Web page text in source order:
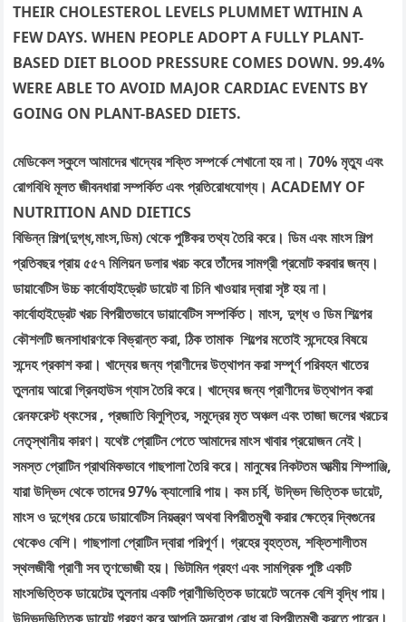
THEIR CHOLESTEROL LEVELS PLUMMET WITHIN A
FEW DAYS. WHEN PEOPLE ADOPT A FULLY PLANT-
BASED DIET BLOOD PRESSURE COMES DOWN. 99.4%
WERE ABLE TO AVOID MAJOR CARDIAC EVENTS BY
GOING ON PLANT-BASED DIETS.
মেডিকেল স্কুলে আমাদের খাদ্যের শক্তি সম্পর্কে শেখানো হয় না। 70% মৃত্যু এবং
রোগবিধি মূলত জীবনধারা সম্পর্কিত এবং প্রতিরোধযোগ্য। ACADEMY OF
NUTRITION AND DIETICS
বিভিন্ন শিল্প(দুগ্ধ,মাংস,ডিম) থেকে পুষ্টিকর তথ্য তৈরি করে। ডিম এবং মাংস শিল্প
প্রতিবছর প্রায় ৫৫৭ মিলিয়ন ডলার খরচ করে তাঁদের সামগ্রী প্রমোট করবার জন্য।
ডায়াবেটিস উচ্চ কার্বোহাইড্রেট ডায়েট বা চিনি খাওয়ার দ্বারা সৃষ্ট হয় না।
কার্বোহাইড্রেট খরচ বিপরীতভাবে ডায়াবেটিস সম্পর্কিত। মাংস, দুগ্ধ ও ডিম শিল্পের
কৌশলটি জনসাধারণকে বিভ্রান্ত করা, ঠিক তামাক শিল্পের মতোই সন্দেহের বিষয়ে
সন্দেহ প্রকাশ করা। খাদ্যের জন্য প্রাণীদের উত্থাপন করা সম্পূর্ণ পরিবহন খাতের
তুলনায় আরো গ্রিনহাউস গ্যাস তৈরি করে। খাদ্যের জন্য প্রাণীদের উত্থাপন করা
রেনফরেস্ট ধ্বংসের , প্রজাতি বিলুপ্তির, সমুদ্রের মৃত অঞ্চল এবং তাজা জলের খরচের
নেতৃস্থানীয় কারণ। যথেষ্ট প্রোটিন পেতে আমাদের মাংস খাবার প্রয়োজন নেই।
সমস্ত প্রোটিন প্রাথমিকভাবে গাছপালা তৈরি করে। মানুষের নিকটতম আত্মীয় শিম্পাঞ্জি,
যারা উদ্ভিদ থেকে তাদের 97% ক্যালোরি পায়। কম চর্বি, উদ্ভিদ ভিত্তিক ডায়েট,
মাংস ও দুগ্ধের চেয়ে ডায়াবেটিস নিয়ন্ত্রণ অথবা বিপরীতমুখী করার ক্ষেত্রে দ্বিগুনের
থেকেও বেশি। গাছপালা প্রোটিন দ্বারা পরিপূর্ণ। গ্রহের বৃহত্তম, শক্তিশালীতম
স্থলজীবী প্রাণী সব তৃণভোজী হয়। ভিটামিন গ্রহণ এবং সামগ্রিক পুষ্টি একটি
মাংসভিত্তিক ডায়েটের তুলনায় একটি প্রাণীভিত্তিক ডায়েটে অনেক বেশি বৃদ্ধি পায়।